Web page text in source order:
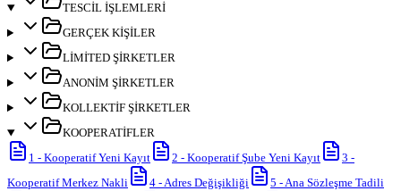
TESCİL İŞLEMLERİ
GERÇEK KİŞİLER
LİMİTED ŞİRKETLER
ANONİM ŞİRKETLER
KOLLEKTİF ŞİRKETLER
KOOPERATİFLER
1 - Kooperatif Yeni Kayıt 2 - Kooperatif Şube Yeni Kayıt 3 -
Kooperatif Merkez Nakli
4 -Adres Değişikliği 5 -Ana Sözleşme Tadili